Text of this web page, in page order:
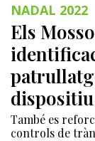
NADAL 2022
Els
dispositiu
També es
controls de